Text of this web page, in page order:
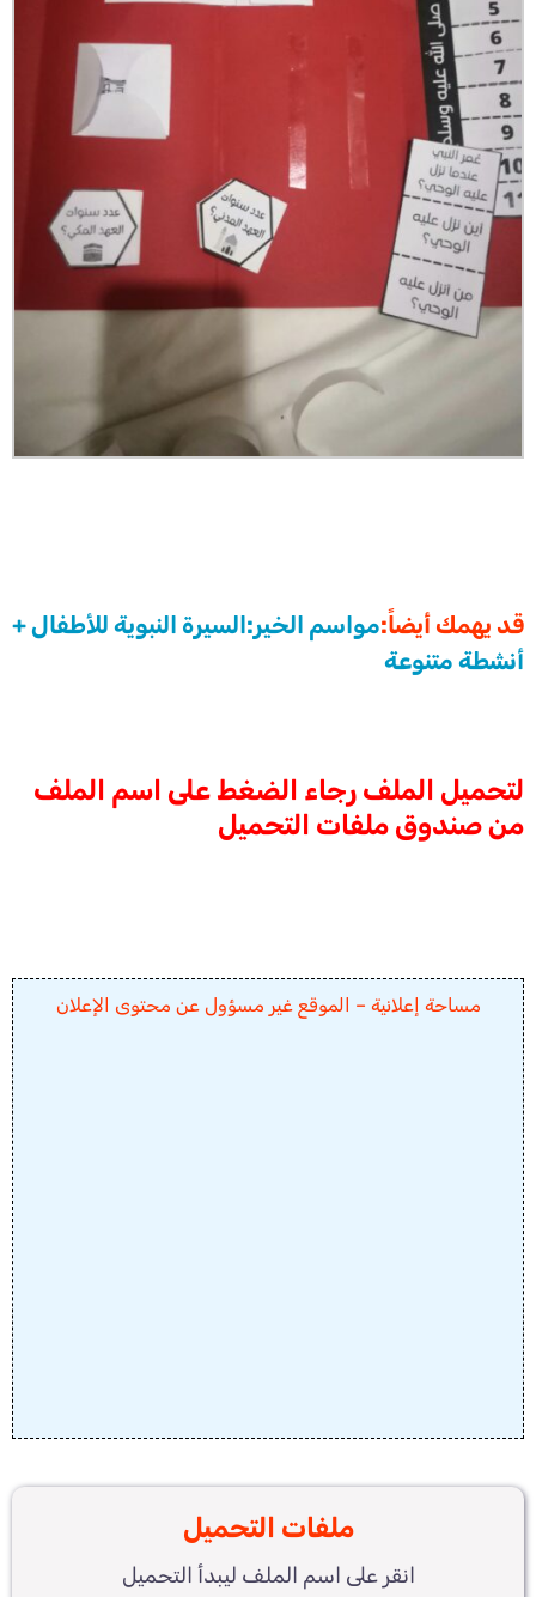
قد يهمك أيضاً:مواسم الخير:السيرة النبوية للأطفال +
أنشطة متنوعة
لتحميل الملف رجاء الضغط على اسم الملف
من صندوق ملفات التحميل
مساحة إعلانية – الموقع غير مسؤول عن محتوى الإعلان
ملفات التحميل
انقر على اسم الملف ليبدأ التحميل